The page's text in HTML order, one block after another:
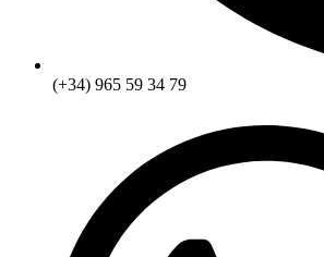
(+34) 965 59 34 79